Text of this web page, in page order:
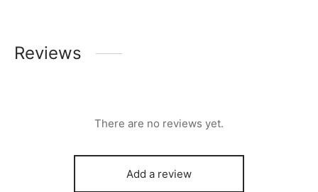
Reviews
There are no reviews yet.
Add a review